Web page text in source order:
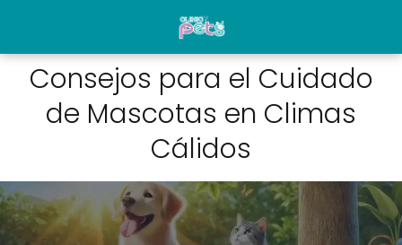
Consejos para el Cuidado
de Mascotas en Climas
Cálidos